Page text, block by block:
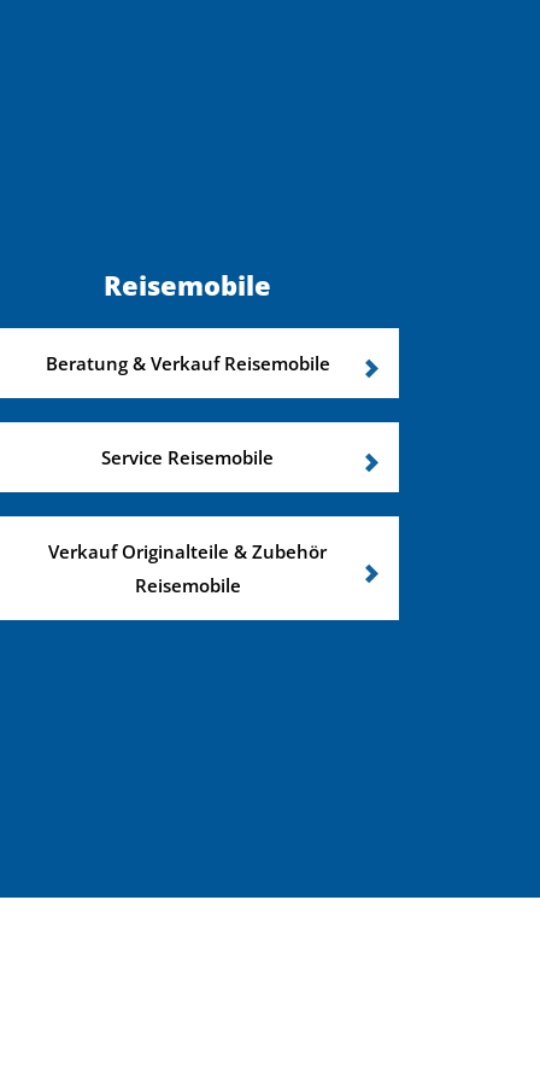
Reisemobile
Beratung & Verkauf Reisemobile
Service Reisemobile
Verkauf Originalteile & Zubehör
Reisemobile